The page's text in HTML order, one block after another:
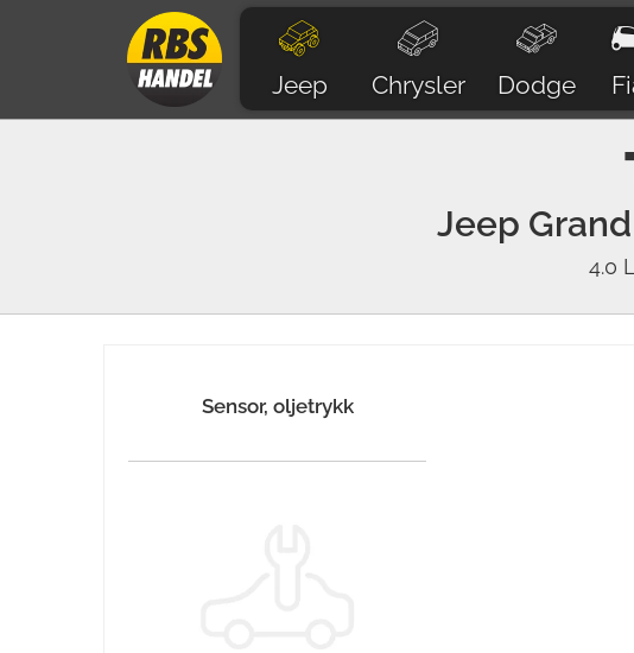
Jeep Chrysler Dodge
Jeep
4.0
Sensor, oljetrykk